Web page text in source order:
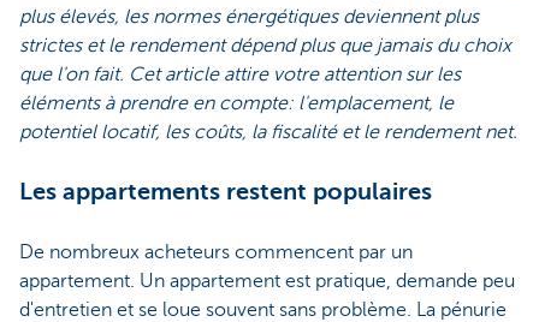
plus élevés, les normes énergétiques deviennent plus
strictes et le rendement dépend plus que jamais du choix
que l'on fait. Cet article attire votre attention sur les
éléments à prendre en compte: l'emplacement, le
potentiel locatif, les coûts, la fiscalité et le rendement net.
Les appartements restent populaires
De nombreux acheteurs commencent par un
appartement. Un appartement est pratique, demande peu
d'entretien et se loue souvent sans problème. La pénurie